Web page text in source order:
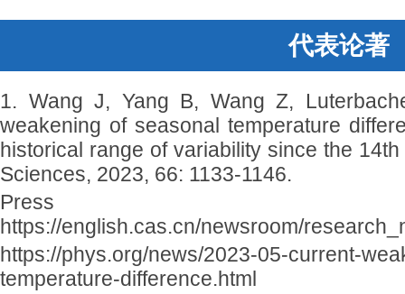
代表论著
1. Wang J, Yang B, Wang Z,
weakening of seasonal temperature
historical range of variability since the
Sciences, 2023, 66: 1133-1146.
Press
https://english.cas.cn/newsroom/
https://phys.org/news/2023-05-current-
temperature-difference.html